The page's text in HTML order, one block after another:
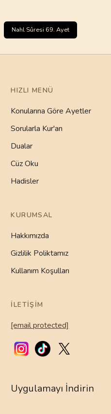
Nahl Sûresi 69. Ayet
HIZLI MENÜ
Konularına Göre Ayetler
Sorularla Kur'an
Dualar
Cüz Oku
Hadisler
KURUMSAL
Hakkımızda
Gizlilik Poliktamız
Kullanım Koşulları
İLETIŞIM
[email protected]
Uygulamayı İndirin